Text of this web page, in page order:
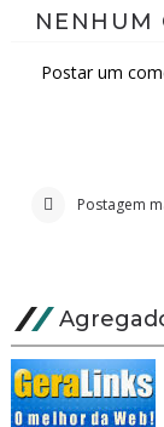
NENHUM
Postar um
Postagem